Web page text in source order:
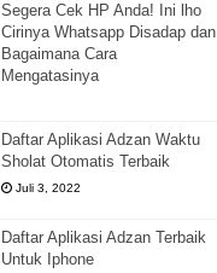
Segera Cek HP Anda! Ini lho
Cirinya Whatsapp Disadap dan
Bagaimana Cara
Mengatasinya
Daftar Aplikasi Adzan Waktu
Sholat Otomatis Terbaik
Juli 3, 2022
Daftar Aplikasi Adzan Terbaik
Untuk Iphone